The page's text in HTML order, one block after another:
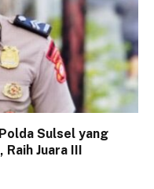
Sulsel yang
Juara III